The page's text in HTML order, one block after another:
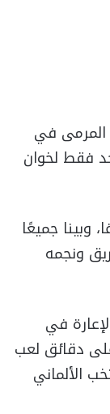
في
فقط لخوان
وبينا جميعًا
ونجمه
في
دقائق لعب
الألماني